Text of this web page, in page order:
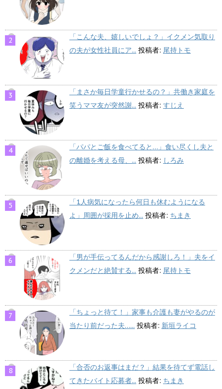
「こんな夫、嬉しいでしょ？」イクメン気取り
の夫が女性社員にア... 投稿者: 尾持トモ
「まさか毎日学童行かせるの？」共働き家庭を
笑うママ友が突然謝... 投稿者: すじえ
「パパとご飯を食べてると…」食い尽くし夫と
の離婚を考える母、... 投稿者: しろみ
「1人病気になったら何日も休むようになる
よ」周囲が採用を止め... 投稿者: ちまき
「男が手伝ってるんだから感謝しろ！」夫をイ
クメンだと絶賛する... 投稿者: 尾持トモ
「ちょっと待て！」家事も介護も妻がやるのが
当たり前だった夫…... 投稿者: 新垣ライコ
「合否のお返事はまだ？」結果を待てず電話し
てきたバイト応募者... 投稿者: ちまき